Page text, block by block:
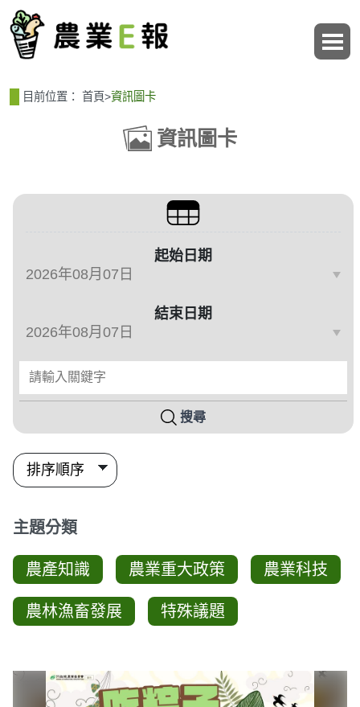
目前位置： 首頁>資訊圖卡
資訊圖卡
篩選、排序與主題分類
起始日期
結束日期
請輸入關鍵字
搜尋
主題分類
農產知識 農業重大政策 農業科技
農林漁畜發展 特殊議題
圖卡列表